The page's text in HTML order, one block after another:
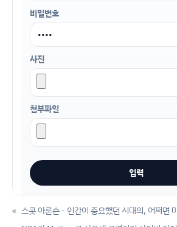
비밀번호
사진
첨부파일
« 스콧 아론슨 - 인간이 중요했던 시대의, 어쩌면